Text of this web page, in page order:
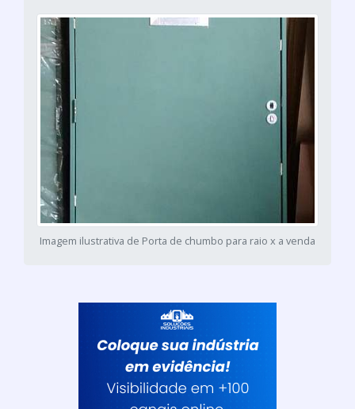
Imagem ilustrativa de Porta de chumbo para raio x a venda